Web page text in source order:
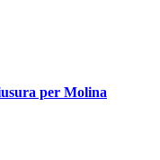
per Molina